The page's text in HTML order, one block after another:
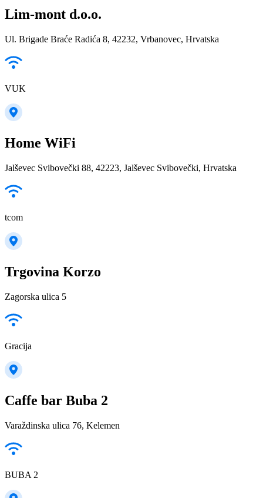
Lim-mont d.o.o.
Ul. Brigade Braće Radića 8, 42232, Vrbanovec, Hrvatska
VUK
Home WiFi
Jalševec Svibovečki 88, 42223, Jalševec Svibovečki, Hrvatska
tcom
Trgovina Korzo
Zagorska ulica 5
Gracija
Caffe bar Buba 2
Varaždinska ulica 76, Kelemen
BUBA 2